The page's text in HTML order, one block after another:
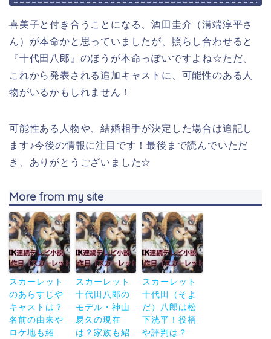
喜美子と付き合うことになる、酒田圭介（溝端淳平さ
ん）が本命かと思っていましたが、照らし合わせると
『十代田八郎』のほうが本命っぽいですよね☆ただ、
これから発表される追加キャストに、可能性のある人
物がいるかもしれません！
可能性ある人物や、結婚相手が決定した場合は追記し
ます♪今後の情報に注目です！最後まで読んでいただ
き、ありがとうございました☆
More from my site
スカーレット
のあらすじや
キャストは？
名前の由来や
ロケ地も紹
スカーレット
十代田八郎の
モデル・神山
易久の現在
は？家族も紹
スカーレット
十代田（そよ
だ）八郎は松
下洸平！役柄
や評判は？